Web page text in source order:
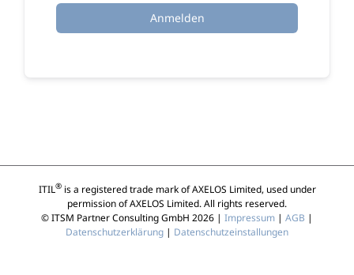
Anmelden
ITIL®is a registered trade mark of AXELOS Limited, used under
permission of AXELOS Limited. All rights reserved.
© ITSM Partner Consulting GmbH 2026 | Impressum | AGB |
Datenschutzerklärung | Datenschutzeinstallungen